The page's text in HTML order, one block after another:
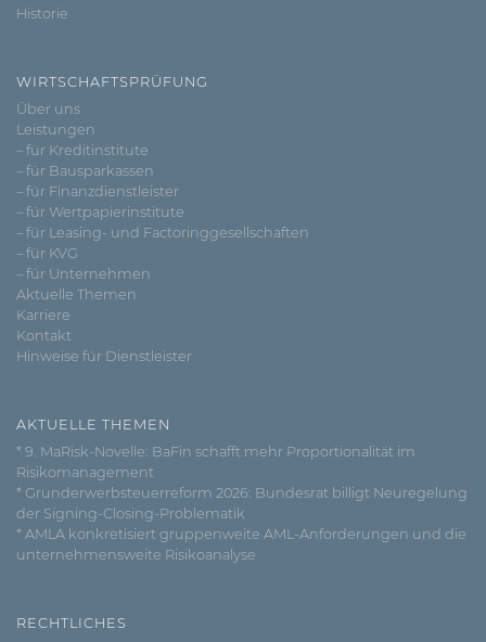
Historie
WIRTSCHAFTSPRÜFUNG
Über uns
Leistungen
– für Kreditinstitute
– für Bausparkassen
– für Finanzdienstleister
– für Wertpapierinstitute
– für Leasing- und Factoringgesellschaften
– für KVG
– für Unternehmen
Aktuelle Themen
Karriere
Kontakt
Hinweise für Dienstleister
AKTUELLE THEMEN
* 9. MaRisk-Novelle: BaFin schafft mehr Proportionalität im
Risikomanagement
* Grunderwerbsteuerreform 2026: Bundesrat billigt Neuregelung
der Signing-Closing-Problematik
* AMLA konkretisiert gruppenweite AML-Anforderungen und die
unternehmensweite Risikoanalyse
RECHTLICHES